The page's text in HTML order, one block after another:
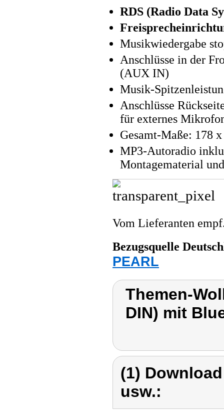
RDS (Radio Data
Musikwiedergabe
Anschlüsse in der
(AUX IN)
Musik-
Anschlüsse
für externes
Gesamt-Maße: 178
MP3-Autoradio
Montagematerial
Vom Lieferanten
Bezugsquelle
PEARL
Themen-
DIN) mit
(1)
usw.: